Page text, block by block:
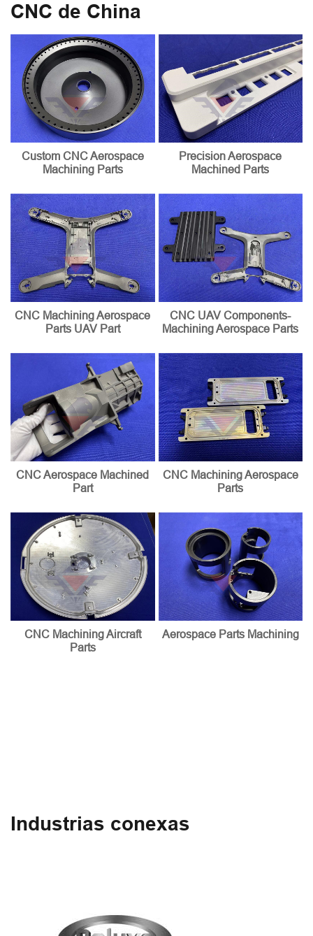
CNC de China
Custom CNC Aerospace
Machining Parts
Precision Aerospace
Machined Parts
CNC Machining Aerospace
Parts UAV Part
CNC UAV Components-
Machining Aerospace Parts
CNC Aerospace Machined
Part
CNC Machining Aerospace
Parts
CNC Machining Aircraft
Parts
Aerospace Parts Machining
Industrias conexas